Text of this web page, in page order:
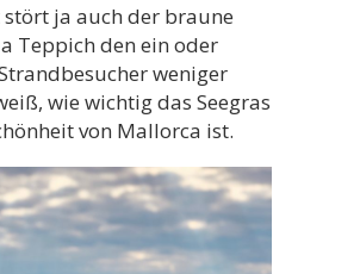
ja auch der braune
Teppich den ein oder
weniger
wie wichtig das Seegras
von Mallorca ist.